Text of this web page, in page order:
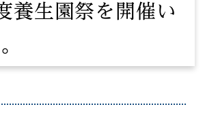
養生園祭を開催い